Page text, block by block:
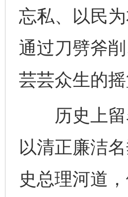
忘私、以民
通过刀劈斧
芸芸众生的摇
历史上留
以清正廉洁
史总理河道